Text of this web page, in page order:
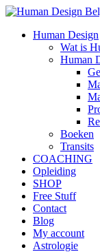
Human Design
Wat is
Human
Boeken
Transits
COACHING
Opleiding
SHOP
Free Stuff
Contact
Blog
My account
Astrologie